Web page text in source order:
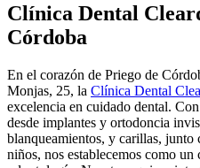
Clínica Dental
Córdoba
En el corazón de Priego de
Monjas, 25, la Clínica Dental
excelencia en cuidado dental.
desde implantes y ortodoncia
blanqueamientos, y carillas, junto
niños, nos establecemos como un